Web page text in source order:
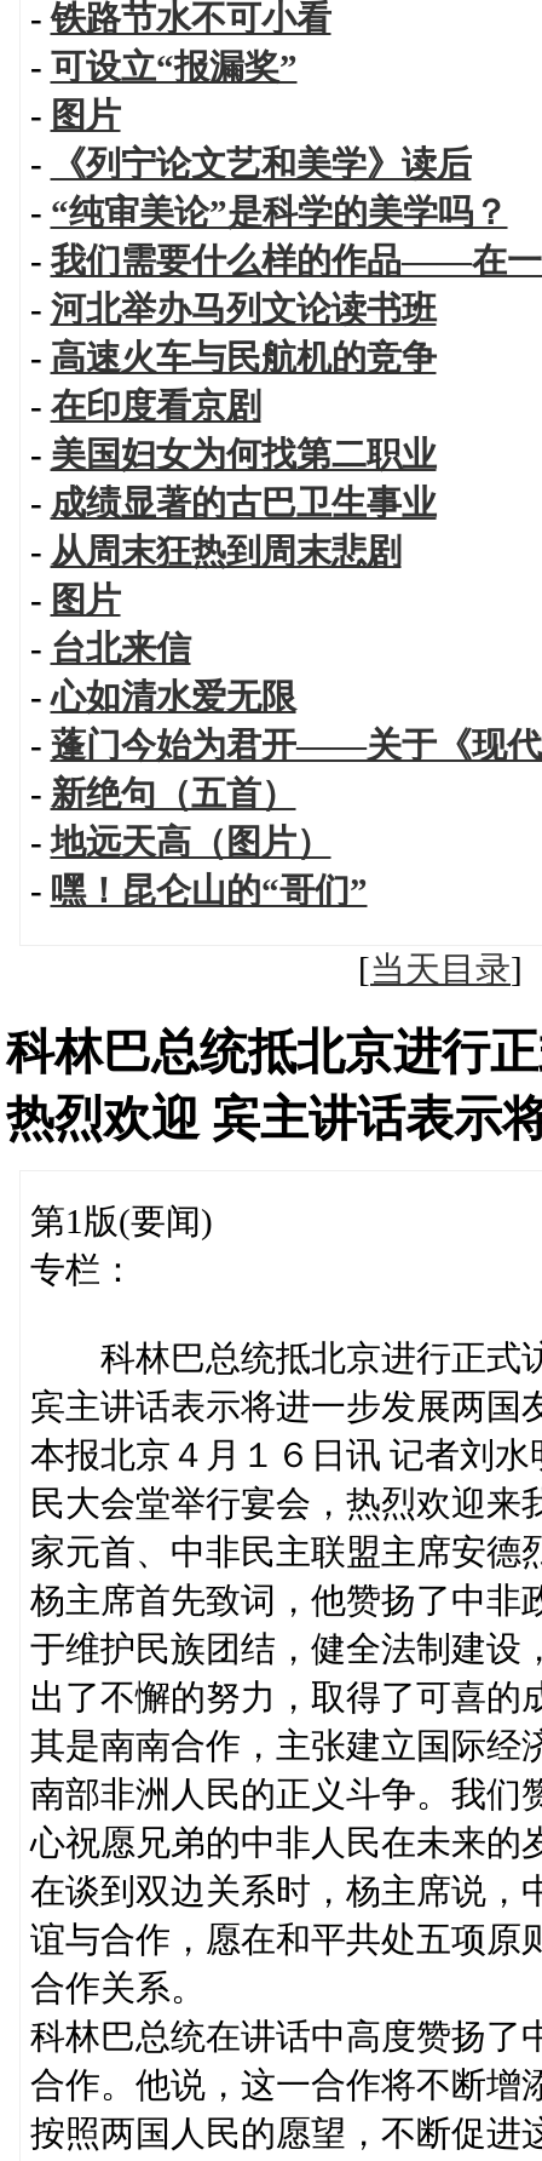
-铁路节水不可小看
- 可设立“报漏奖”
- 图片
-
《列宁论文艺和美学》读后
- “纯审美论”是科学的美学吗？
- 我们需要什么样的作品——在
- 河北举办马列文论读书班
- 高速火车与民航机的竞争
- 在印度看京剧
- 美国妇女为何找第二职业
- 成绩显著的古巴卫生事业
- 从周末狂热到周末悲剧
- 图片
- 台北来信
-心如清水爱无限
- 蓬门今始为君开——关于《现
- 新绝句（五首）
-地远天高（图片）
- 嘿！昆仑山的“哥们”
[当天目录
科林巴总统抵北京进行
热烈欢迎 宾主讲话表示
第1版(要闻)
专栏：
科林巴总统抵北京进行正式
宾主讲话表示将进一步发展两国
本报北京４月１６日讯 记者刘
民大会堂举行宴会，热烈欢迎
家元首、中非民主联盟主席安德
杨主席首先致词，他赞扬了中非
于维护民族团结，健全法制建设
出了不懈的努力，取得了可喜的
其是南南合作，主张建立国际经
南部非洲人民的正义斗争。我们
心祝愿兄弟的中非人民在未来的
在谈到双边关系时，杨主席说，
谊与合作，愿在和平共处五项原
合作关系。
科林巴总统在讲话中高度赞扬了
合作。他说，这一合作将不断增
按照两国人民的愿望，不断促进